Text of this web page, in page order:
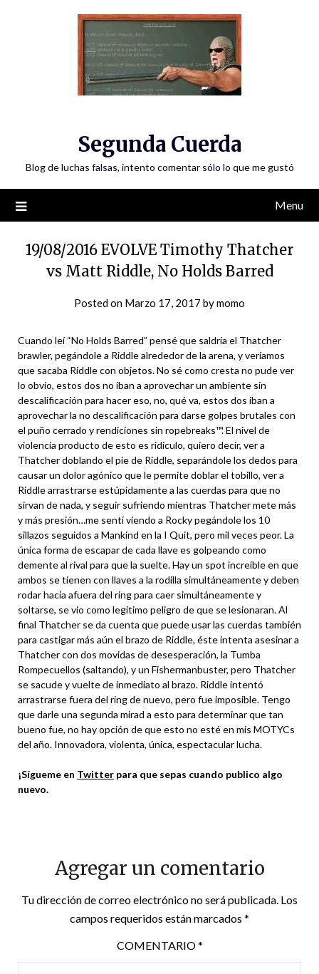
Segunda Cuerda
Blog de luchas falsas, intento comentar sólo lo que me gustó
Menu
19/08/2016 EVOLVE Timothy Thatcher
vs Matt Riddle, No Holds Barred
Posted on Marzo 17, 2017 bymomo
Cuando leí “No Holds Barred” pensé que saldría el Thatcher
brawler, pegándole a Riddle alrededor de la arena, y veríamos
que sacaba Riddle con objetos. No sé como cresta no pude ver
lo obvio, estos dos no iban a aprovechar un ambiente sin
descalificación para hacer eso, no, qué va, estos dos iban a
aprovechar la no descalificación para darse golpes brutales con
el puño cerrado y rendiciones sin ropebreaks™. El nivel de
violencia producto de esto es ridículo, quiero decir, ver a
Thatcher doblando el pie de Riddle, separándole los dedos para
causar un dolor agónico que le permite doblar el tobillo, ver a
Riddle arrastrarse estúpidamente a las cuerdas para que no
sirvan de nada, y seguir sufriendo mientras Thatcher mete más
y más presión…me sentí viendo a Rocky pegándole los 10
sillazos seguidos a Mankind en la I Quit, pero mil veces peor. La
única forma de escapar de cada llave es golpeando como
demente al rival para que la suelte. Hay un spot increíble en que
ambos se tienen con llaves a la rodilla simultáneamente y deben
rodar hacia afuera del ring para caer simultáneamente y
soltarse, se vio como legítimo peligro de que se lesionaran. Al
final Thatcher se da cuenta que puede usar las cuerdas también
para castigar más aún el brazo de Riddle, éste intenta asesinar a
Thatcher con dos movidas de desesperación, la Tumba
Rompecuellos (saltando), y un Fishermanbuster, pero Thatcher
se sacude y vuelte de inmediato al brazo. Riddle intentó
arrastrarse fuera del ring de nuevo, pero fue imposible. Tengo
que darle una segunda mirad a esto para determinar que tan
bueno fue, no hay opción de que esto no esté en mis MOTYCs
del año. Innovadora, violenta, única, espectacular lucha.
¡Sígueme en Twitter para que sepas cuando publico algo
nuevo.
Agregar un comentario
Tu dirección de correo electrónico no será publicada. Los
campos requeridos están marcados *
COMENTARIO*